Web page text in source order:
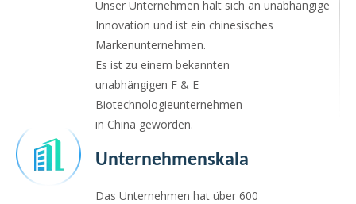
Unser Unternehmen hält sich an unabhängige
Innovation und ist ein chinesisches
Markenunternehmen.
Es ist zu einem bekannten
unabhängigen F & E
Biotechnologieunternehmen
in China geworden.
Unternehmenskala
Das Unternehmen hat über 600